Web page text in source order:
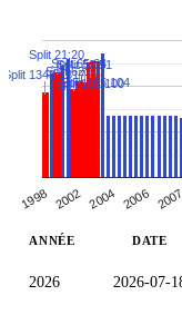
1998 2002 2004 2006 2007
Split 1348:1317
Split 21:20
Split 62:61
Split 65:64
Split 52:51
Split 101:100
Split 105:104
ANNÉE DATE
2026 2026-07-